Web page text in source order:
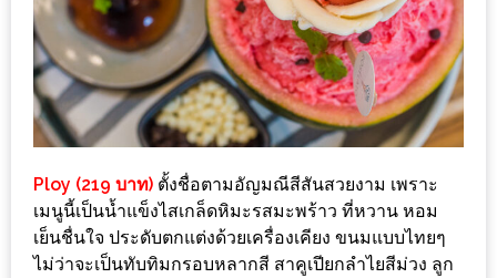
ความ
อร่อย
ตาม
รอย
อ้วน
ชวน
หิว
Ploy (219 บาท) ตั้งชื่อตามอัญมณีสีสันสวยงาม เพราะ
เมนูนี้เป็นน้ำแข็งไสเกล็ดหิมะรสมะพร้าว ที่หวาน หอม
เย็นชื่นใจ ประดับตกแต่งด้วยเครื่องเคียง ขนมแบบไทยๆ
ไม่ว่าจะเป็นทับทิมกรอบหลากสี สาคูเปียกลำไยสีม่วง ลูก